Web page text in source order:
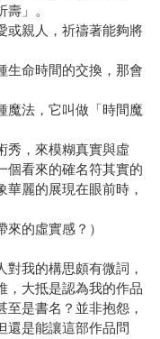
」。
或親人，祈禱著能夠將
生命時間的交換，那會
魔法，它叫做「時間魔
秀，來模糊真實與虛
個看來的確名符其實的
麗的展現在眼前時，
來的虛實感？）
我的構思頗有微詞，
，大抵是認為我的作品
是書名？並非抱怨，
還是能讓這部作品問